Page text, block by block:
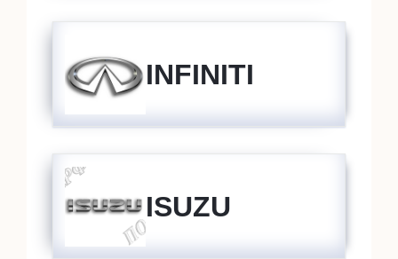
INFINITI
ISUZU